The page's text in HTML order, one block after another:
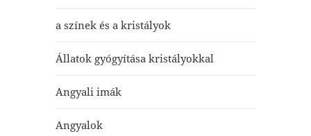
a színek és a kristályok
Állatok gyógyítása kristályokkal
Angyali imák
Angyalok